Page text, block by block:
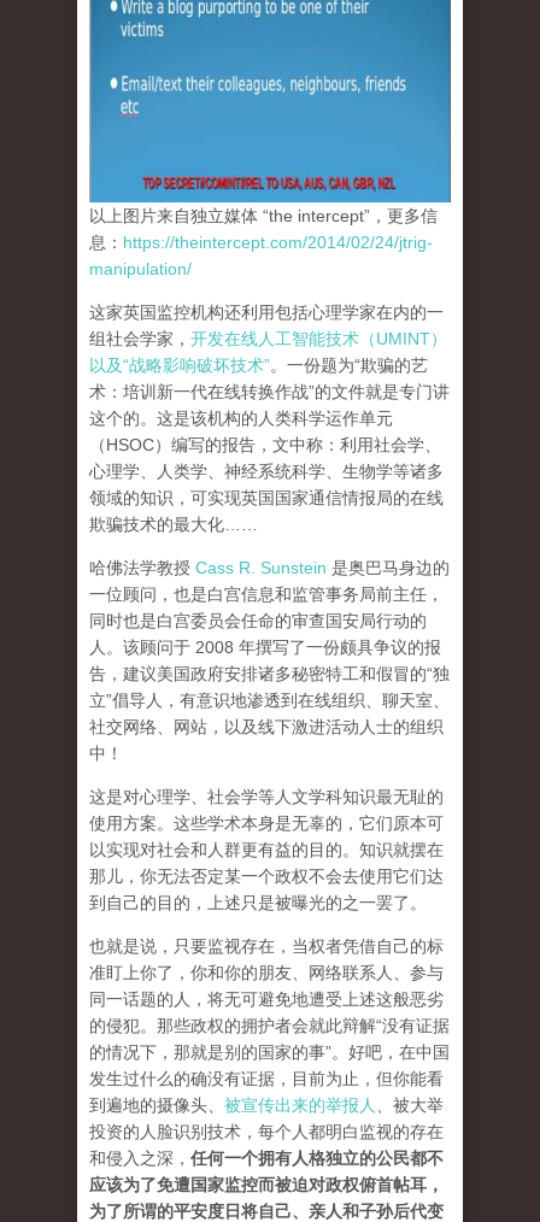
以上图片来自独立媒体 “the intercept”，更多信
息： https://theintercept.com/2014/02/24/jtrig-
manipulation/
这家英国监控机构还利用包括心理学家在内的一
组社会学家， 开发在线人工智能技术（UMINT）
以及“战略影响破坏技术”。一份题为“欺骗的艺
术：培训新一代在线转换作战”的文件就是专门讲
这个的。这是该机构的人类科学运作单元
（HSOC）编写的报告，文中称：利用社会学、
心理学、人类学、神经系统科学、生物学等诸多
领域的知识，可实现英国国家通信情报局的在线
欺骗技术的最大化……
哈佛法学教授 Cass R. Sunstein 是奥巴马身边的
一位顾问，也是白宫信息和监管事务局前主任，
同时也是白宫委员会任命的审查国安局行动的
人。该顾问于 2008 年撰写了一份颇具争议的报
告，建议美国政府安排诸多秘密特工和假冒的“独
立”倡导人，有意识地渗透到在线组织、聊天室、
社交网络、网站，以及线下激进活动人士的组织
中！
这是对心理学、社会学等人文学科知识最无耻的
使用方案。这些学术本身是无辜的，它们原本可
以实现对社会和人群更有益的目的。知识就摆在
那儿，你无法否定某一个政权不会去使用它们达
到自己的目的，上述只是被曝光的之一罢了。
也就是说，只要监视存在，当权者凭借自己的标
准盯上你了，你和你的朋友、网络联系人、参与
同一话题的人，将无可避免地遭受上述这般恶劣
的侵犯。那些政权的拥护者会就此辩解“没有证据
的情况下，那就是别的国家的事”。好吧，在中国
发生过什么的确没有证据，目前为止，但你能看
到遍地的摄像头、 被宣传出来的举报人
、被大举
投资的人脸识别技术，每个人都明白监视的存在
和侵入之深， 任何一个拥有人格独立的公民都不
应该为了免遭国家监控而被迫对政权俯首帖耳，
为了所谓的平安度日将自己、亲人和子孙后代变